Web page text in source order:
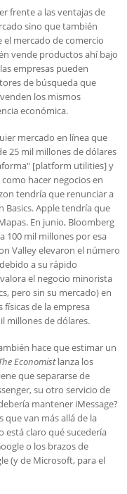
frente a las ventajas de
sino que también
mercado de comercio
vende productos ahí bajo
empresas pueden
de búsqueda que
los mismos
económica.
mercado en línea que
25 mil millones de dólares
[platform utilities] y
hacer negocios en
tendría que renunciar a
Basics. Apple tendría que
En junio, Bloomberg
100 mil millones por esa
Valley elevaron el número
a su rápido
el negocio minorista
pero sin su mercado) en
físicas de la empresa
millones de dólares.
hace que estimar un
Economistlanza los
que separarse de
su otro servicio de
mantener iMessage?
van más allá de la
está claro qué sucedería
o los brazos de
(y de Microsoft, para el